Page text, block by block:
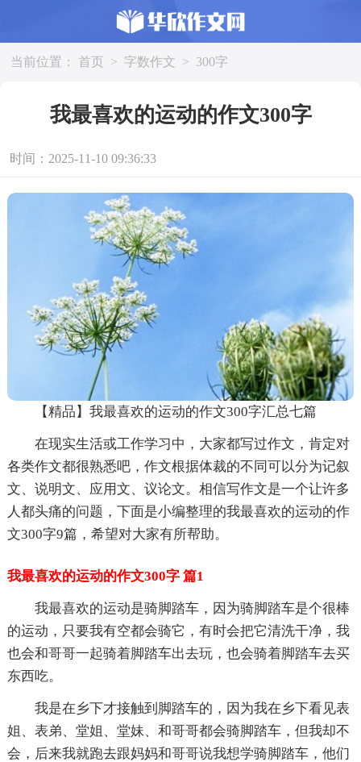
当前位置： 首页 > 字数作文 > 300字
我最喜欢的运动的作文300字
时间：2025-11-10 09:36:33
【精品】我最喜欢的运动的作文300字汇总七篇
在现实生活或工作学习中，大家都写过作文，肯定对
各类作文都很熟悉吧，作文根据体裁的不同可以分为记叙
文、说明文、应用文、议论文。相信写作文是一个让许多
人都头痛的问题，下面是小编整理的我最喜欢的运动的作
文300字9篇，希望对大家有所帮助。
我最喜欢的运动的作文300字 篇1
我最喜欢的运动是骑脚踏车，因为骑脚踏车是个很棒
的运动，只要我有空都会骑它，有时会把它清洗干净，我
也会和哥哥一起骑着脚踏车出去玩，也会骑着脚踏车去买
东西吃。
我是在乡下才接触到脚踏车的，因为我在乡下看见表
姐、表弟、堂姐、堂妹、和哥哥都会骑脚踏车，但我却不
会，后来我就跑去跟妈妈和哥哥说我想学骑脚踏车，他们